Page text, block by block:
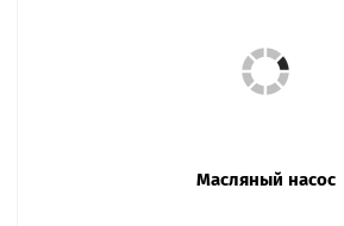
Масляный насос